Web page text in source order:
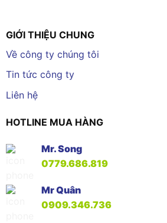
GIỚI THIỆU CHUNG
Về công ty chúng tôi
Tin tức công ty
Liên hệ
HOTLINE MUA HÀNG
Mr. Song
0779.686.819
Mr Quân
0909.346.736